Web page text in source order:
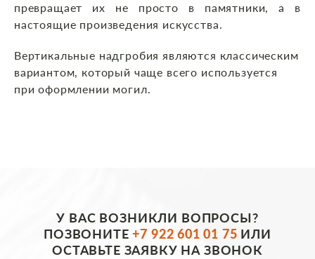
превращает их не просто в памятники, а в
настоящие произведения искусства.
Вертикальные надгробия являются классическим
вариантом, который чаще всего используется
при оформлении могил.
У ВАС ВОЗНИКЛИ ВОПРОСЫ?
ПОЗВОНИТЕ+7 922 601 01 75 ИЛИ
ОСТАВЬТЕ ЗАЯВКУ НА ЗВОНОК